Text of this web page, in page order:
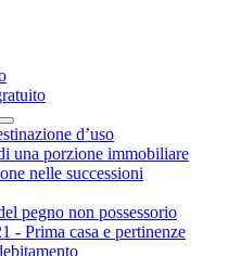
Toggle Dropdown
d’uso
una porzione immobiliare
nelle successioni
pegno non possessorio
- Prima casa e pertinenze